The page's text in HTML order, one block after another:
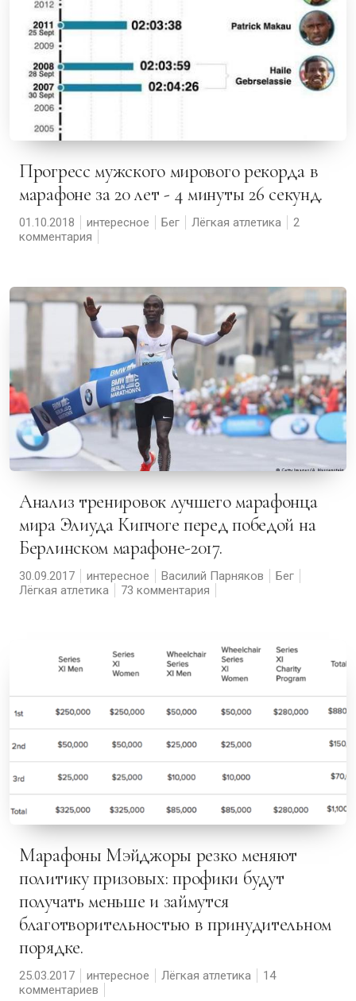
Прогресс мужского мирового рекорда в
марафоне за 20 лет - 4 минуты 26 секунд.
01.10.2018 интересное Бег Лёгкая атлетика
2
комментария
Анализ тренировок лучшего марафонца
мира Элиуда Кипчоге перед победой на
Берлинском марафоне-2017.
30.09.2017 интересное Василий Парняков
Бег
Лёгкая атлетика
73 комментария
Марафоны Мэйджоры резко меняют
политику призовых: профики будут
получать меньше и займутся
благотворительностью в принудительном
порядке.
25.03.2017 интересное Лёгкая атлетика
14
комментариев